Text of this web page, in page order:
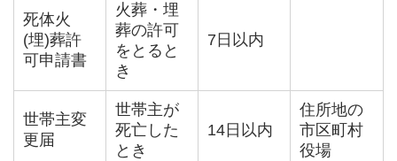
死体火
(埋)葬許
可申請書
火葬・埋
葬の許可
をとると
き
7日以内
世帯主変
更届
世帯主が
死亡した
とき
14日以内
住所地の
市区町村
役場